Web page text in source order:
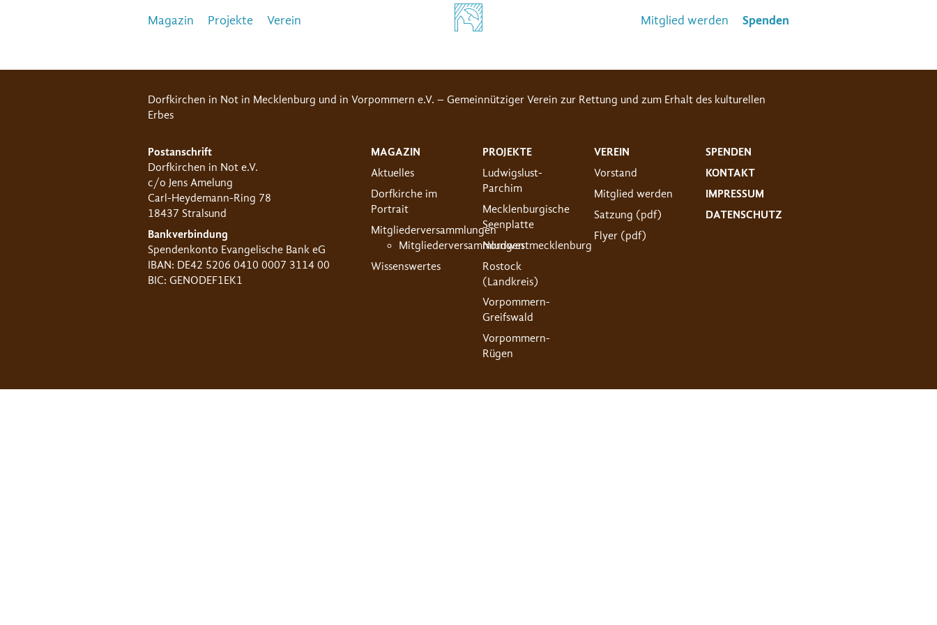
Magazin Projekte Verein Mitglied werden Spenden
Dorfkirchen in Not in Mecklenburg und in Vorpommern e.V. – Gemeinnütziger Verein zur Rettung und zum Erhalt des kulturellen
Erbes
Postanschrift
Dorfkirchen in Not e.V.
c/o Jens Amelung
Carl-Heydemann-Ring 78
18437 Stralsund
Bankverbindung
Spendenkonto Evangelische Bank eG
IBAN: DE42 5206 0410 0007 3114 00
BIC: GENODEF1EK1
MAGAZIN
Aktuelles
Dorfkirche im
Portrait
Mitgliederversammlungen
Mitgliederversammlungen
Wissenswertes
PROJEKTE
Ludwigslust-
Parchim
Mecklenburgische
Seenplatte
Nordwestmecklenburg
Rostock
(Landkreis)
Vorpommern-
Greifswald
Vorpommern-
Rügen
VEREIN
Vorstand
Mitglied werden
Satzung (pdf)
Flyer (pdf)
SPENDEN
KONTAKT
IMPRESSUM
DATENSCHUTZ